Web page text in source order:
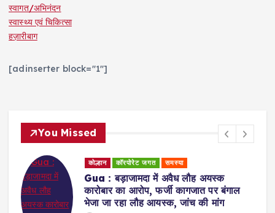
स्वागत/अभिनंदन
स्वास्थ्य एवं चिकित्सा
हज़ारीबाग
[adinserter block="1"]
You Missed
कोल्हान राजनीति
Jamshedpur : युवा शक्ति ही झारखंड के
भविष्य की दिशा तय करेगी : सुदेश कुमार महतो
RADAR NEWS 24